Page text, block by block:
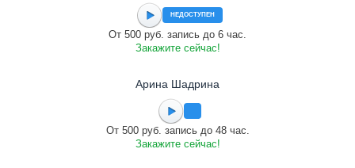
НЕДОСТУПЕН
От 500 руб. запись до 6 час.
Закажите сейчас!
Арина Шадрина
От 500 руб. запись до 48 час.
Закажите сейчас!